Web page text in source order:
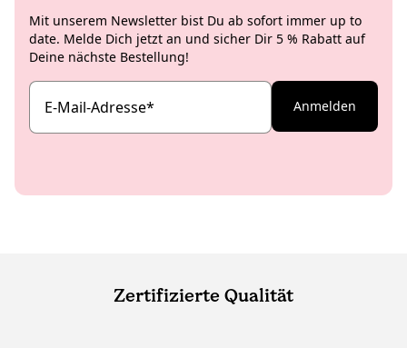
Mit unserem Newsletter bist Du ab sofort immer up to
date. Melde Dich jetzt an und sicher Dir 5 % Rabatt auf
Deine nächste Bestellung!
E-Mail-Adresse* Anmelden
Zertifizierte Qualität